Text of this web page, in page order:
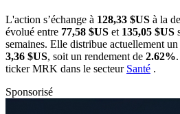
L'action s’échange à 128,33 $US à la
évolué entre 77,58 $US et 135,05 $US
semaines. Elle distribue actuellement
3,36 $US, soit un rendement de 2.62%
tickerMRK dans le secteur Santé .
Sponsorisé